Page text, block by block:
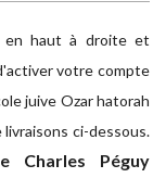
en haut à droite et
votre compte
juive Ozar hatorah
ci-dessous.
Charles Péguy